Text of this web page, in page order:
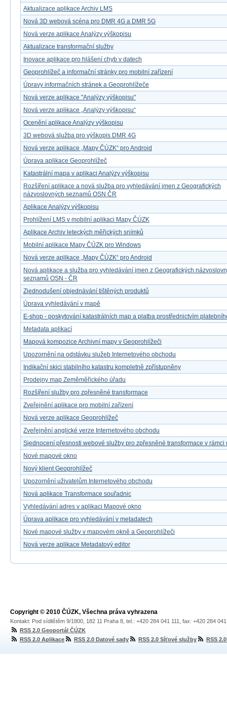
Aktualizace aplikace Archiv LMS
Nová 3D webová scéna pro DMR 4G a DMR 5G
Nová verze aplikace Analýzy výškopisu
Aktualizace transformační služby
Inovace aplikace pro hlášení chyb v datech
Geoprohlížeč a informační stránky pro mobilní zařízení
Úpravy informačních stránek a Geoprohlížeče
Nová verze aplikace "Analýzy výškopisu"
Nová verze aplikace „Analýzy výškopisu“
Ocenění aplikace Analýzy výškopisu
3D webová služba pro výškopis DMR 4G
Nová verze aplikace „Mapy ČÚZK“ pro Android
Úprava aplikace Geoprohlížeč
Katastrální mapa v aplikaci Analýzy výškopisu
Rozšíření aplikace a nová služba pro vyhledávání jmen z Geografických
názvoslovných seznamů OSN ČR
Aplikace Analýzy výškopisu
Prohlížení LMS v mobilní aplikaci Mapy ČÚZK
Aplikace Archiv leteckých měřických snímků
Mobilní aplikace Mapy ČÚZK pro Windows
Nová verze aplikace „Mapy ČÚZK“ pro Android
Nová aplikace a služba pro vyhledávání jmen z Geografických
seznamů OSN - ČR
Zjednodušení objednávání tištěných produktů
Úprava vyhledávání v mapě
E-shop - poskytování katastrálních map a platba prostřednictvím
Metadata aplikací
Mapová kompozice Archivní mapy v Geoprohlížeči
Upozornění na odstávku služeb Internetového obchodu
Indikační skici stabilního katastru kompletně zpřístupněny
Prodejny map Zeměměřického úřadu
Rozšíření služby pro zpřesněné transformace
Zveřejnění aplikace pro mobilní zařízení
Nová verze aplikace Geoprohlížeč
Zveřejnění anglické verze Internetového obchodu
Sjednocení přesnosti webové služby pro zpřesněné transformace v rámci
Nové mapové okno
Nový klient Geoprohlížeč
Upozornění uživatelům Internetového obchodu
Nová aplikace Transformace souřadnic
Vyhledávání adres v aplikaci Mapové okno
Úprava aplikace pro vyhledávání v metadatech
Nové mapové služby v mapovém okně a Geoprohlížeči
Nová verze aplikace Metadatový editor
Copyright © 2010 ČÚZK, Všechna práva vyhrazena
Kontakt: Pod sídlištěm 9/1800, 182 11 Praha 8, tel.: +420 284 041 111, fax: +420 284
RSS 2.0 Geoportál ČÚZK
RSS 2.0 Aplikace
RSS 2.0 Datové sady RSS 2.0 Síťové služby RSS